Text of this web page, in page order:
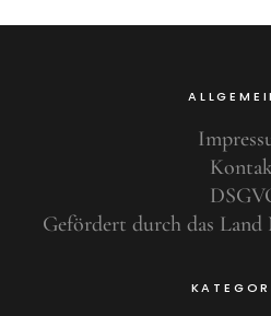
Gefördert durch das